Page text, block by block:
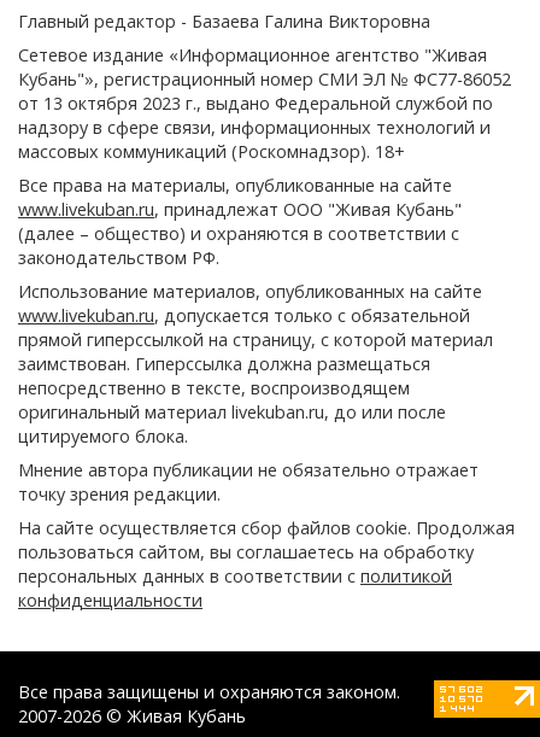
Главный редактор - Базаева Галина Викторовна
Сетевое издание «Информационное агентство "Живая
Кубань"», регистрационный номер СМИ ЭЛ № ФС77-86052
от 13 октября 2023 г., выдано Федеральной службой по
надзору в сфере связи, информационных технологий и
массовых коммуникаций (Роскомнадзор). 18+
Все права на материалы, опубликованные на сайте
www.livekuban.ru, принадлежат ООО "Живая Кубань"
(далее – общество) и охраняются в соответствии с
законодательством РФ.
Использование материалов, опубликованных на сайте
www.livekuban.ru, допускается только с обязательной
прямой гиперссылкой на страницу, с которой материал
заимствован. Гиперссылка должна размещаться
непосредственно в тексте, воспроизводящем
оригинальный материал livekuban.ru, до или после
цитируемого блока.
Мнение автора публикации не обязательно отражает
точку зрения редакции.
На сайте осуществляется сбор файлов cookie. Продолжая
пользоваться сайтом, вы соглашаетесь на обработку
персональных данных в соответствии с политикой
конфиденциальности
Все права защищены и охраняются законом.
2007-2026 © Живая Кубань